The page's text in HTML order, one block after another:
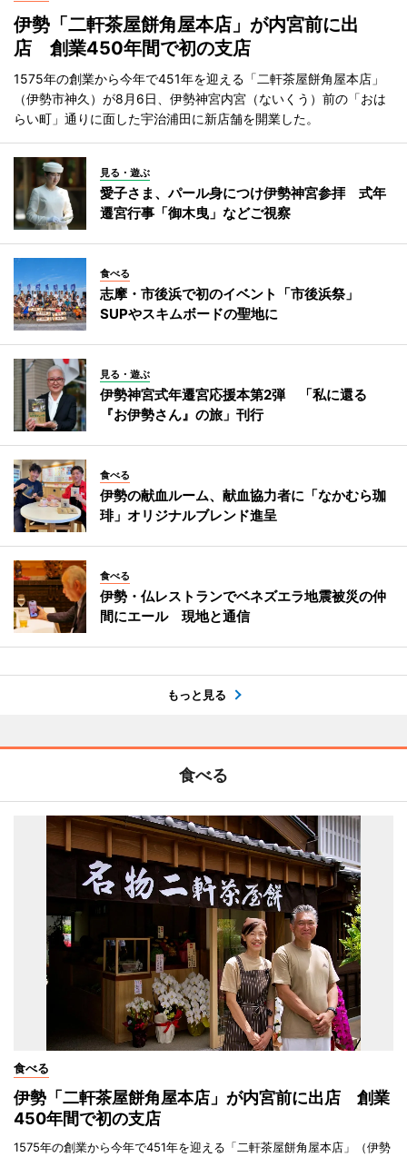
伊勢「二軒茶屋餅角屋本店」が内宮前に出
店 創業450年間で初の支店
1575年の創業から今年で451年を迎える「二軒茶屋餅角屋本店」
（伊勢市神久）が8月6日、伊勢神宮内宮（ないくう）前の「おは
らい町」通りに面した宇治浦田に新店舗を開業した。
見る・遊ぶ
愛子さま、パール身につけ伊勢神宮参拝 式年
遷宮行事「御木曳」などご視察
食べる
志摩・市後浜で初のイベント「市後浜祭」
SUPやスキムボードの聖地に
見る・遊ぶ
伊勢神宮式年遷宮応援本第2弾 「私に還る
『お伊勢さん』の旅」刊行
食べる
伊勢の献血ルーム、献血協力者に「なかむら珈
琲」オリジナルブレンド進呈
食べる
伊勢・仏レストランでベネズエラ地震被災の仲
間にエール 現地と通信
もっと見る
食べる
食べる
伊勢「二軒茶屋餅角屋本店」が内宮前に出店 創業
450年間で初の支店
1575年の創業から今年で451年を迎える「二軒茶屋餅角屋本店」（伊勢